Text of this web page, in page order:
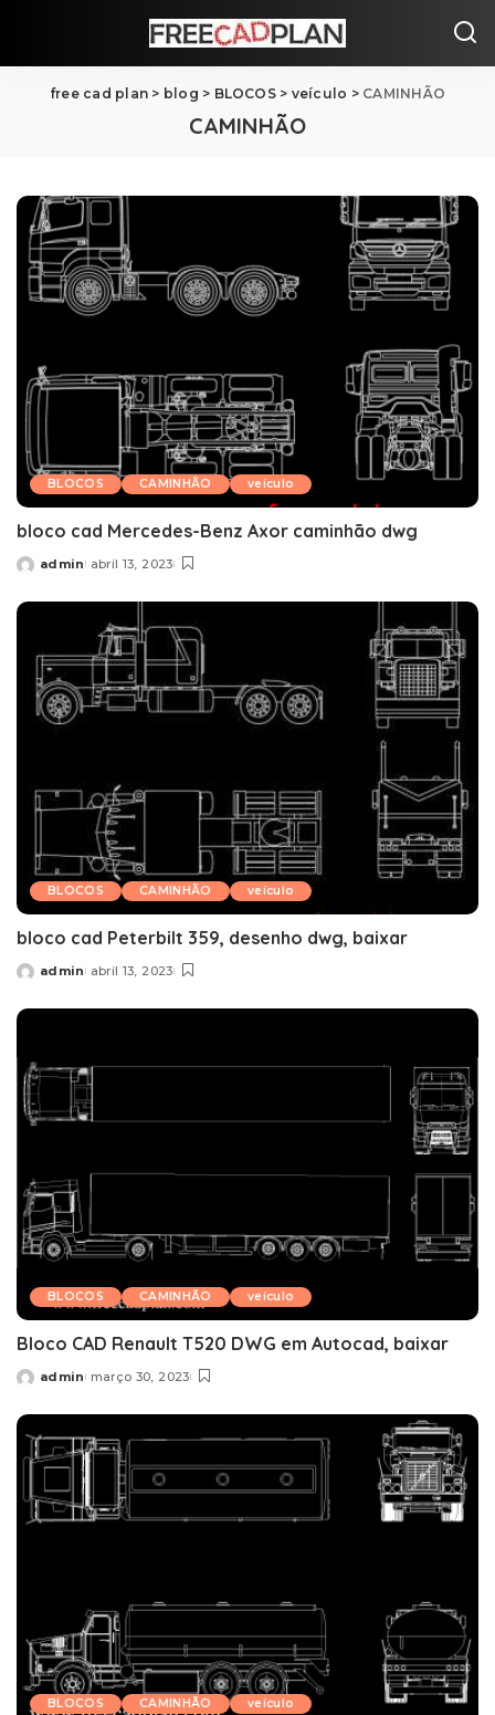
free cad plan > blog > BLOCOS> veículo > CAMINHÃO
CAMINHÃO
BLOCOS CAMINHÃO veículo
bloco cad Mercedes-Benz Axor caminhão dwg
Posted
admin abril 13, 2023
BLOCOS CAMINHÃO veículo
bloco cad Peterbilt 359, desenho dwg, baixar
Posted
admin abril 13, 2023
BLOCOS CAMINHÃO veículo
Bloco CAD Renault T520 DWG em Autocad, baixar
Posted
admin março 30, 2023
BLOCOS CAMINHÃO veículo